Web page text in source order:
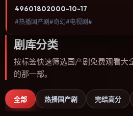
情节推进，节奏与视听语言统一，可作
择。
49601802000-10-17
#热播国产剧#奇幻#电视剧#
剧库分类
按标签快速筛选国产剧免费观看大
的那一部。
全部 热播国产剧 完结高分